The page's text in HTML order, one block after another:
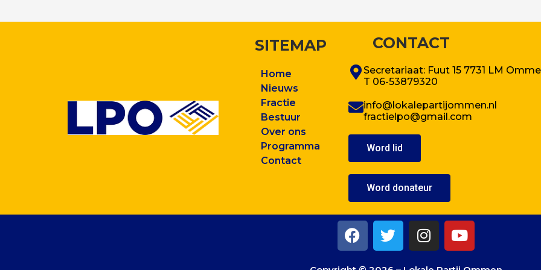
SITEMAP
Home
Nieuws
Fractie
Bestuur
Over ons
Programma
Contact
CONTACT
Secretariaat: Fuut 15 7731 LM
T 06-53879320
info@lokalepartijommen.nl
fractielpo@gmail.com
Word lid
Word donateur
F
a
T
w
I
n
Y
o